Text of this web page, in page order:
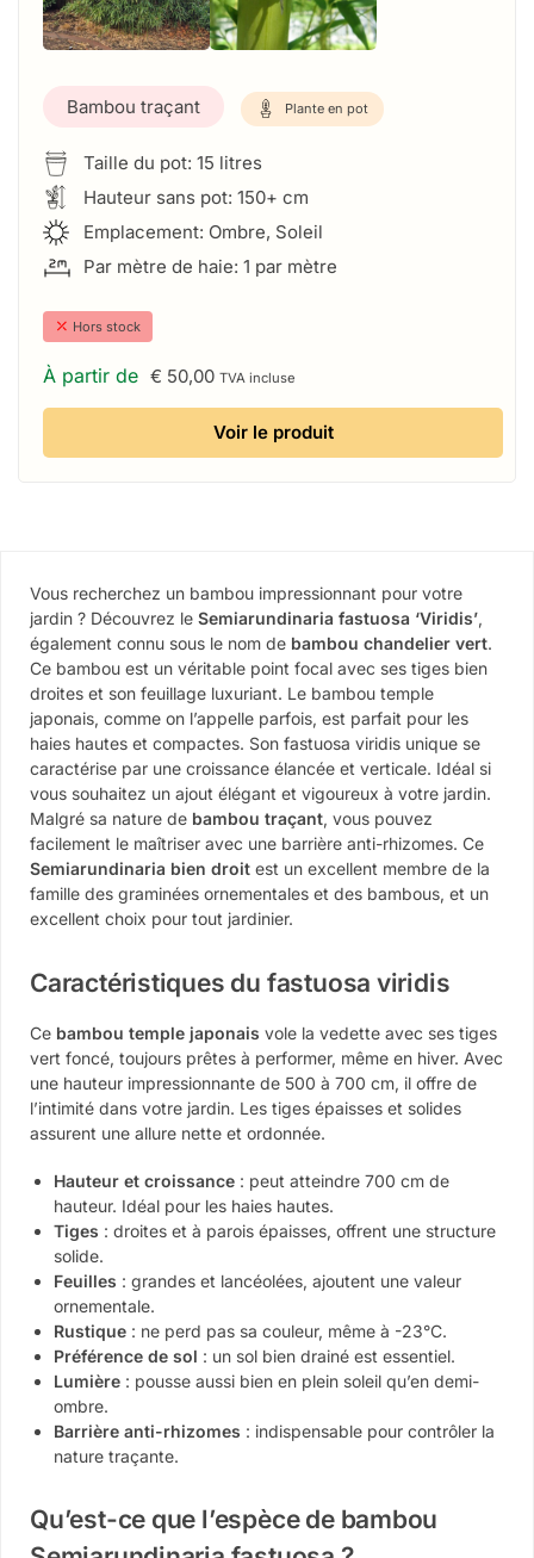
Bambou traçant Plante en pot
Taille du pot: 15 litres
Hauteur sans pot: 150+ cm
Emplacement: Ombre, Soleil
Par mètre de haie: 1 par mètre
⤫ Hors stock
À partir de € 50,00 TVA incluse
Voir le produit
Vous recherchez un bambou impressionnant pour votre
jardin ? Découvrez le Semiarundinaria fastuosa ‘Viridis’,
également connu sous le nom de bambou chandelier vert.
Ce bambou est un véritable point focal avec ses tiges bien
droites et son feuillage luxuriant. Le bambou temple
japonais, comme on l’appelle parfois, est parfait pour les
haies hautes et compactes. Son fastuosa viridis unique se
caractérise par une croissance élancée et verticale. Idéal si
vous souhaitez un ajout élégant et vigoureux à votre jardin.
Malgré sa nature de bambou traçant, vous pouvez
facilement le maîtriser avec une barrière anti-rhizomes. Ce
Semiarundinaria bien droit est un excellent membre de la
famille des graminées ornementales et des bambous, et un
excellent choix pour tout jardinier.
Caractéristiques du fastuosa viridis
Ce bambou temple japonais vole la vedette avec ses tiges
vert foncé, toujours prêtes à performer, même en hiver. Avec
une hauteur impressionnante de 500 à 700 cm, il offre de
l’intimité dans votre jardin. Les tiges épaisses et solides
assurent une allure nette et ordonnée.
Hauteur et croissance : peut atteindre 700 cm de
hauteur. Idéal pour les haies hautes.
Tiges : droites et à parois épaisses, offrent une structure
solide.
Feuilles : grandes et lancéolées, ajoutent une valeur
ornementale.
Rustique : ne perd pas sa couleur, même à -23°C.
Préférence de sol : un sol bien drainé est essentiel.
Lumière : pousse aussi bien en plein soleil qu’en demi-
ombre.
Barrière anti-rhizomes : indispensable pour contrôler la
nature traçante.
Qu’est-ce que l’espèce de bambou